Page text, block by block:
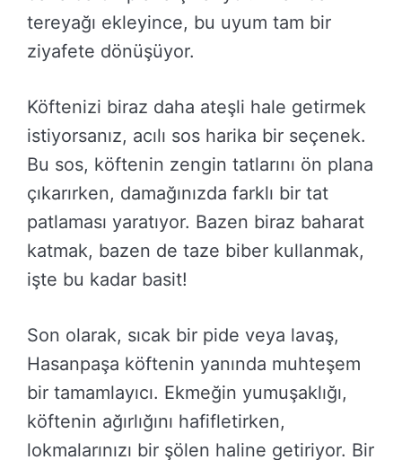
tereyağı ekleyince, bu uyum tam bir
ziyafete dönüşüyor.
Köftenizi biraz daha ateşli hale getirmek
istiyorsanız, acılı sos harika bir seçenek.
Bu sos, köftenin zengin tatlarını ön plana
çıkarırken, damağınızda farklı bir tat
patlaması yaratıyor. Bazen biraz baharat
katmak, bazen de taze biber kullanmak,
işte bu kadar basit!
Son olarak, sıcak bir pide veya lavaş,
Hasanpaşa köftenin yanında muhteşem
bir tamamlayıcı. Ekmeğin yumuşaklığı,
köftenin ağırlığını hafifletirken,
lokmalarınızı bir şölen haline getiriyor. Bir